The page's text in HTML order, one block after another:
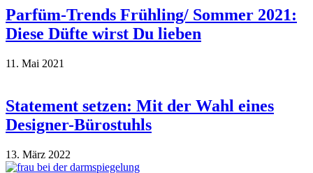
Parfüm-Trends Frühling/ Sommer 2021:
Diese Düfte wirst Du lieben
11. Mai 2021
Statement setzen: Mit der Wahl eines
Designer-Bürostuhls
13. März 2022